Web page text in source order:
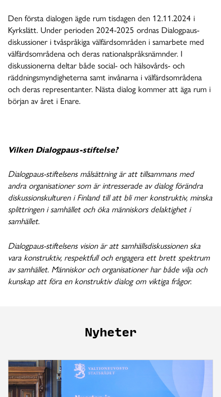
Den första dialogen ägde rum tisdagen den 12.11.2024 i
Kyrkslätt. Under perioden 2024-2025 ordnas Dialogpaus-
diskussioner i tvåspråkiga välfärdsområden i samarbete med
välfärdsområdena och deras nationalspråksnämnder. I
diskussionerna deltar både social- och hälsovårds- och
räddningsmyndigheterna samt invånarna i välfärdsområdena
och deras representanter. Nästa dialog kommer att äga rum i
början av året i Enare.
Vilken Dialogpaus-stiftelse?
Dialogpaus-stiftelsens målsättning är att tillsammans med
andra organisationer som är intresserade av dialog förändra
diskussionskulturen i Finland till att bli mer konstruktiv, minska
splittringen i samhället och öka människors delaktighet i
samhället.
Dialogpaus-stiftelsens vision är att samhällsdiskussionen ska
vara konstruktiv, respektfull och engagera ett brett spektrum
av samhället. Människor och organisationer har både vilja och
kunskap att föra en konstruktiv dialog om viktiga frågor.
Nyheter